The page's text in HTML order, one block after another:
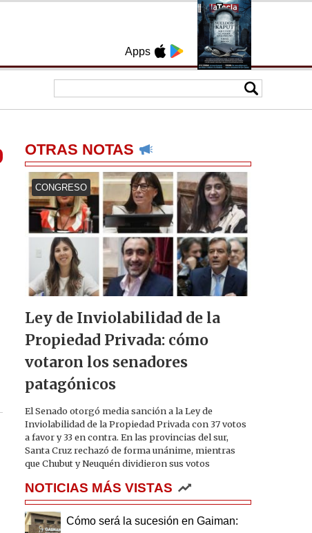
Apps
OTRAS NOTAS
CONGRESO
Ley de Inviolabilidad de la
Propiedad Privada: cómo
votaron los senadores
patagónicos
El Senado otorgó media sanción a la Ley de
Inviolabilidad de la Propiedad Privada con 37 votos
a favor y 33 en contra. En las provincias del sur,
Santa Cruz rechazó de forma unánime, mientras
que Chubut y Neuquén dividieron sus votos
NOTICIAS MÁS VISTAS
Cómo será la sucesión en Gaiman: